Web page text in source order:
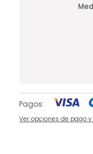
Pagos:
Ver opciones de pago